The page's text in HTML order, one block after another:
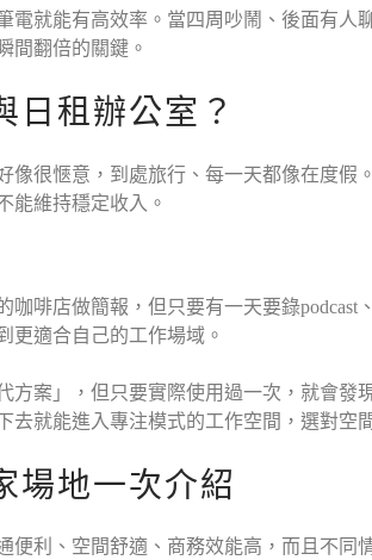
就能有高效率。當四周吵鬧、後面有
間翻倍的關鍵。
日租辦公室？
像很愜意，到處旅行、每一天都像在度
能維持穩定收入。
啡店做簡報，但只要有一天要錄
更適合自己的工作場域。
案」，但只要實際使用過一次，就會
就能進入專注模式的工作空間，選對
場地一次介紹
利、空間舒適、商務效能高，而且不